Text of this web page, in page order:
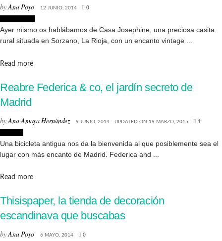
byAna Poyo 12 JUNIO, 2014 0
Ayer mismo os hablábamos de Casa Josephine, una preciosa casita
rural situada en Sorzano, La Rioja, con un encanto vintage ...
Read moreDetails
Reabre Federica & co, el jardín secreto de
Madrid
byAna Amaya Hernández 9 JUNIO, 2014 - UPDATED ON 19 MARZO, 2015 1
Una bicicleta antigua nos da la bienvenida al que posiblemente sea el
lugar con más encanto de Madrid. Federica and ...
Read moreDetails
Thisispaper, la tienda de decoración
escandinava que buscabas
byAna Poyo 6 MAYO, 2014 0